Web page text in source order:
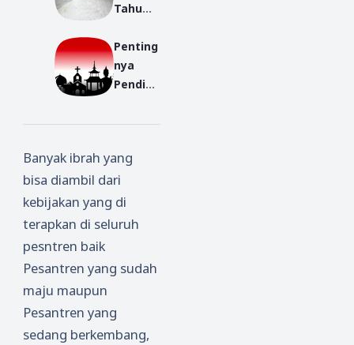
ktif
Tahu
Masyar
akat
Penting
nya
Pendidi
Agama
Lingkun
gan
Keluarg
a dalam
angi
sme
Banyak ibrah yang
bisa diambil dari
kebijakan yang di
terapkan di seluruh
pesntren baik
Pesantren yang sudah
maju maupun
Pesantren yang
sedang berkembang,